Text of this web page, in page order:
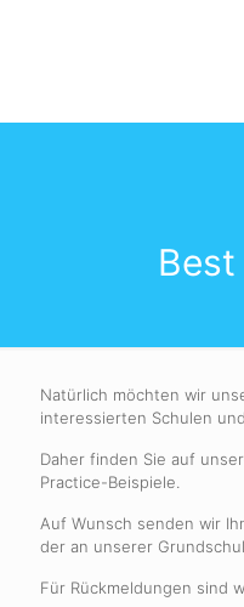
Natürlich möchten wir
interessierten Schulen
Daher finden Sie auf
Practice-Beispiele.
Auf Wunsch senden wir
der an unserer
Für Rückmeldungen sind